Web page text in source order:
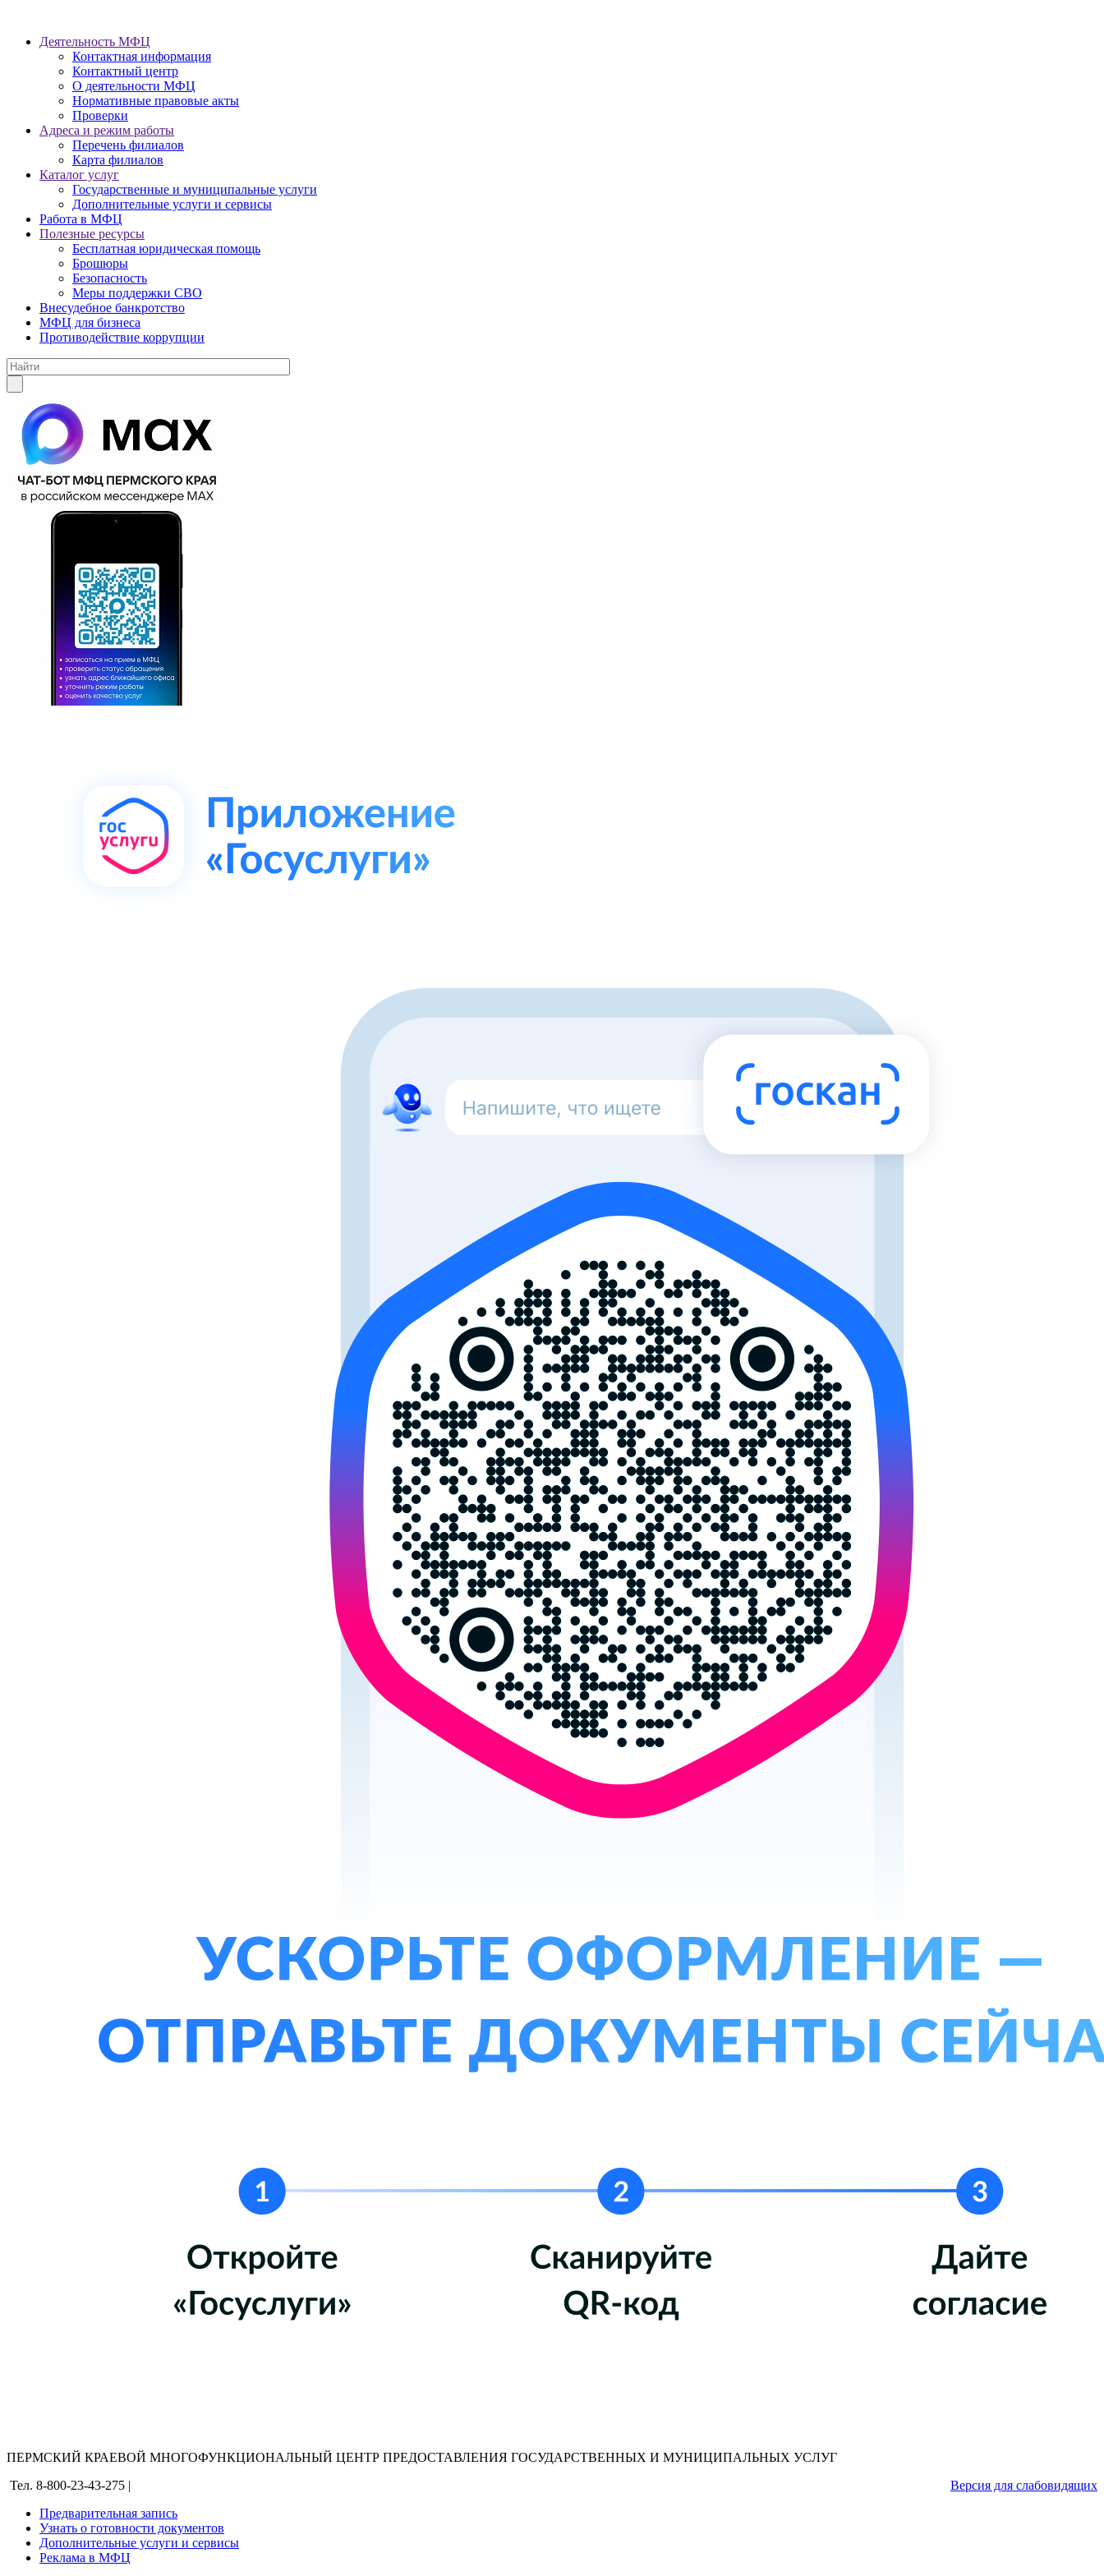
Деятельность МФЦ
Контактная информация
Контактный центр
О деятельности МФЦ
Нормативные правовые акты
Проверки
Адреса и режим работы
Перечень филиалов
Карта филиалов
Каталог услуг
Государственные и муниципальные услуги
Дополнительные услуги и сервисы
Работа в МФЦ
Полезные ресурсы
Бесплатная юридическая помощь
Брошюры
Безопасность
Меры поддержки СВО
Внесудебное банкротство
МФЦ для бизнеса
Противодействие коррупции
ПЕРМСКИЙ КРАЕВОЙ МНОГОФУНКЦИОНАЛЬНЫЙ ЦЕНТР ПРЕДОСТАВЛЕНИЯ ГОСУДАРСТВЕННЫХ И МУНИЦИПАЛЬНЫХ УСЛУГ
Тел. 8-800-23-43-275 |
Версия для слабовидящих
Предварительная запись
Узнать о готовности документов
Дополнительные услуги и сервисы
Реклама в МФЦ